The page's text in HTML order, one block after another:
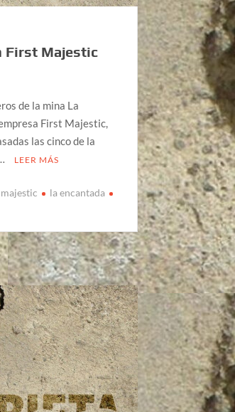
First Majestic
de la mina La
First Majestic,
las cinco de la
LEER MÁS
la encantada